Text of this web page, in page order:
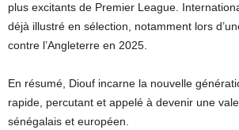
plus excitants de Premier League.
déjà illustré en sélection, notamment lors
contre l’Angleterre en 2025.
En résumé, Diouf incarne la nouvelle
rapide, percutant et appelé à devenir une
sénégalais et européen.